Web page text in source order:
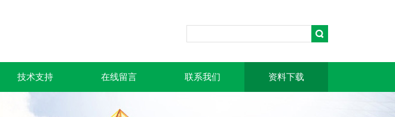
技术支持 在线留言 联系我们 资料下载